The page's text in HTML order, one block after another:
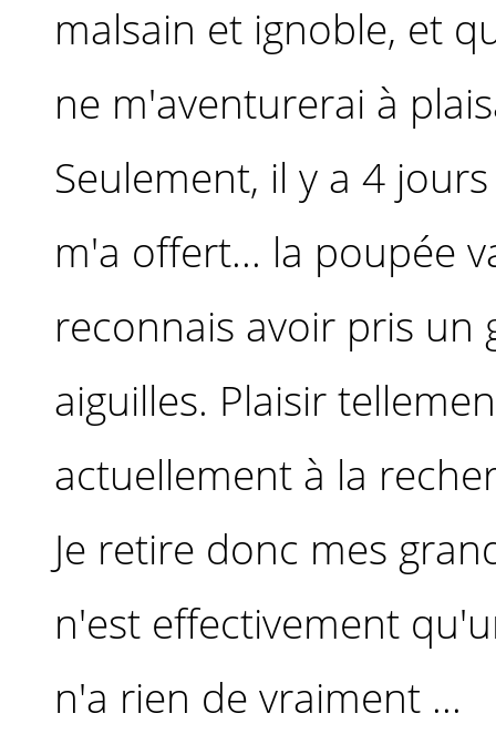
malsain et ignoble, et
ne m'aventurerai à
Seulement, il y a 4
m'a offert... la poupée
reconnais avoir pris un
aiguilles. Plaisir
actuellement à la
Je retire donc mes
n'est effectivement
n'a rien de vraiment ...